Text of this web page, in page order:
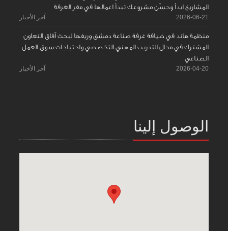
المشاريع ابدأ وحسّن مشروعك تبدأ اعمالها في مقر الغرفة
2026-06-21 آخر الأخبار
منظمة هاند في ضيافة غرفة صناعة دمشق وريفها لبحث آفاق التعاون
المشترك في مجال التدريب المهني التخصصي واحتياجات سوق العمل
الصناعي
2026-04-20 آخر الأخبار
الوصول إلينا